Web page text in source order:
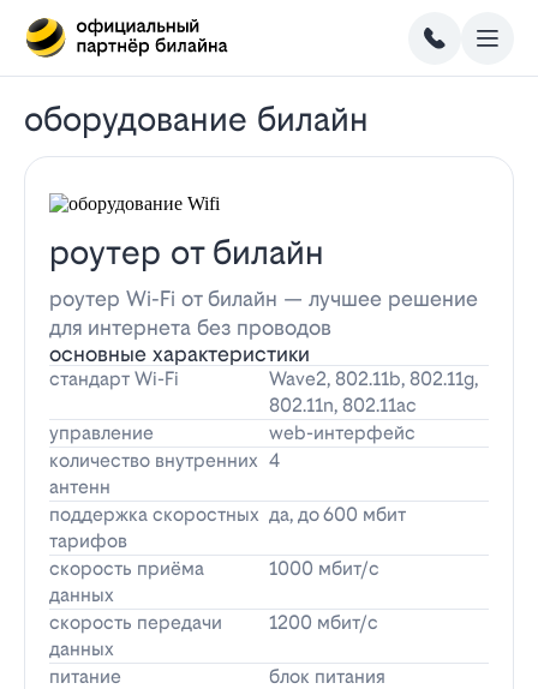
оборудование билайн
роутер от билайн
роутер Wi-Fi от билайн — лучшее решение
для интернета без проводов
основные характеристики
стандарт Wi-Fi
Wave2, 802.11b, 802.11g,
802.11n, 802.11ac
управление
web-интерфейс
количество внутренних
антенн
4
поддержка скоростных
тарифов
да, до 600 мбит
скорость приёма
данных
1000 мбит/с
скорость передачи
данных
1200 мбит/с
питание
блок питания